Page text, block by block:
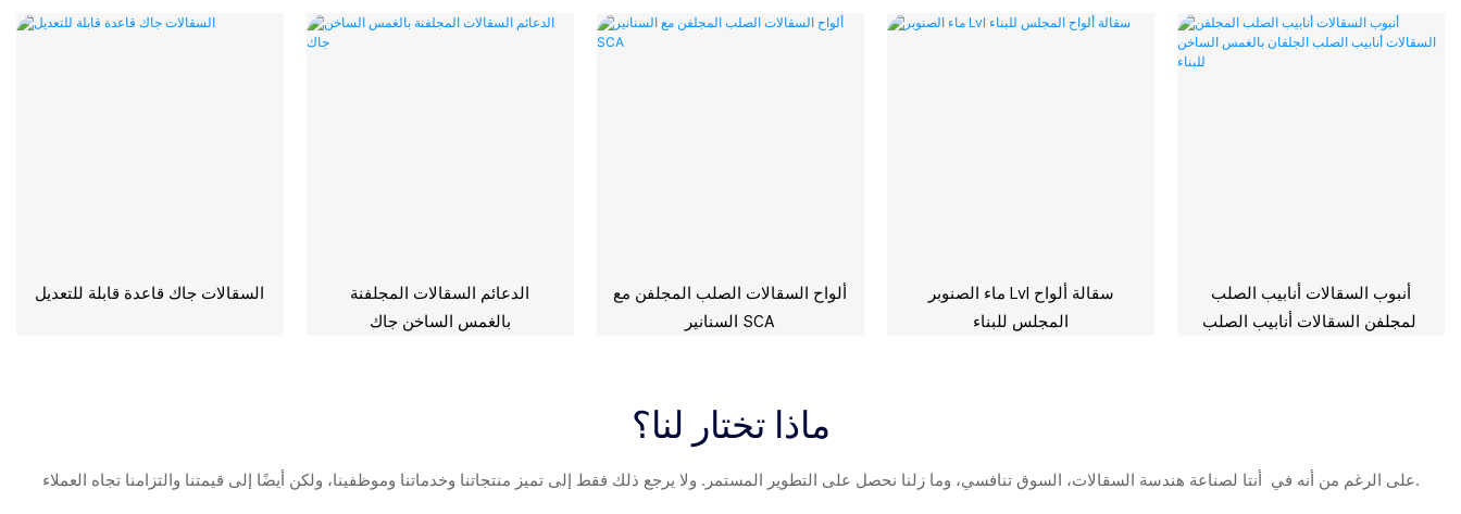
السقالات جاك قاعدة قابلة للتعديل
الدعائم السقالات المجلفنة
بالغمس الساخن جاك
ألواح السقالات الصلب المجلفن مع
السنانير SCA
ماء الصنوبر Lvl سقالة ألواح
المجلس للبناء
أنبوب السقالات أنابيب الصلب
المجلفن السقالات أنابيب الصلب
ماذا تختار لنا؟
على الرغم من أنه في أنتا لصناعة هندسة السقالات، السوق تنافسي، وما زلنا نحصل على التطوير المستمر. ولا يرجع ذلك فقط إلى تميز منتجاتنا وخدماتنا وموظفينا، ولكن أيضًا إلى قيمتنا والتزامنا تجاه العملاء.